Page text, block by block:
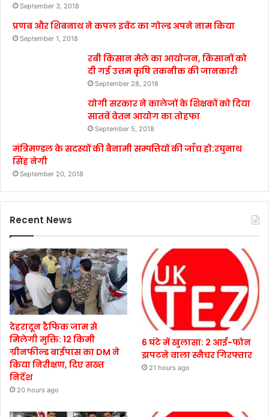
September 3, 2018
प्रणब और शिबनाथ ने कपल इवेंट का गोल्ड अपने नाम किया
September 1, 2018
रबी किसान मेले का आयोजन, किसानों को
दी गई उत्तम कृषि तकनीक की जानकारी
September 28, 2018
योगी सरकार ने कालेजों के शिक्षकों को दिया
सातवें वेतन आयोग का तोहफा
September 5, 2018
मंत्रिमण्डल के सदस्यों की बैनामी सम्पत्तियों की जाँच हो:रघुनाथ
सिंह नेगी
September 20, 2018
Recent News
देहरादून ट्रैफिक जाम से
मिलेगी मुक्ति: 12 किमी
ग्रीनफील्ड बाईपास का DM ने
किया निरीक्षण, दिए सख्त
निर्देश
20 hours ago
6 घंटे में खुलासा: 2 आई-फोन
झपटने वाला स्नैचर गिरफ्तार
21 hours ago